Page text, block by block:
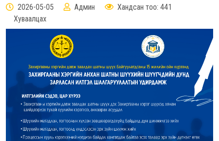
2026-05-05 Админ
Хандсан тоо: 441
Хуваалцах